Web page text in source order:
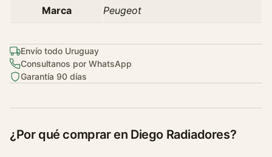
0
8
1
.
T
p
Marca Peugeot
Envío todo Uruguay
Consultanos por WhatsApp
Garantía 90 días
¿Por qué comprar en Diego Radiadores?